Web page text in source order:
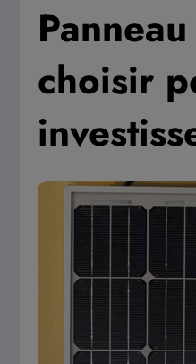
choisir